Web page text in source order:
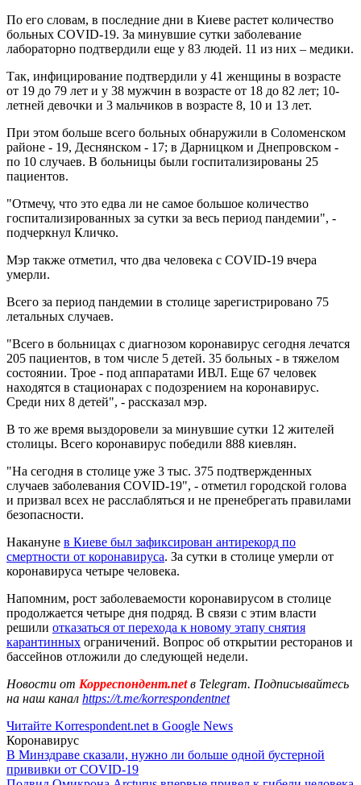
По его словам, в последние дни в Киеве растет количество
больных COVID-19. За минувшие сутки заболевание
лабораторно подтвердили еще у 83 людей. 11 из них – медики.
Так, инфицирование подтвердили у 41 женщины в возрасте
от 19 до 79 лет и у 38 мужчин в возрасте от 18 до 82 лет; 10-
летней девочки и 3 мальчиков в возрасте 8, 10 и 13 лет.
При этом больше всего больных обнаружили в Соломенском
районе - 19, Деснянском - 17; в Дарницком и Днепровском -
по 10 случаев. В больницы были госпитализированы 25
пациентов.
"Отмечу, что это едва ли не самое большое количество
госпитализированных за сутки за весь период пандемии", -
подчеркнул Кличко.
Мэр также отметил, что два человека с COVID-19 вчера
умерли.
Всего за период пандемии в столице зарегистрировано 75
летальных случаев.
"Всего в больницах с диагнозом коронавирус сегодня лечатся
205 пациентов, в том числе 5 детей. 35 больных - в тяжелом
состоянии. Трое - под аппаратами ИВЛ. Еще 67 человек
находятся в стационарах с подозрением на коронавирус.
Среди них 8 детей", - рассказал мэр.
В то же время выздоровели за минувшие сутки 12 жителей
столицы. Всего коронавирус победили 888 киевлян.
"На сегодня в столице уже 3 тыс. 375 подтвержденных
случаев заболевания COVID-19", - отметил городской голова
и призвал всех не расслабляться и не пренебрегать правилами
безопасности.
Накануне в Киеве был зафиксирован антирекорд по
смертности от коронавируса. За сутки в столице умерли от
коронавируса четыре человека.
Напомним, рост заболеваемости коронавирусом в столице
продолжается четыре дня подряд. В связи с этим власти
решили отказаться от перехода к новому этапу снятия
карантинных ограничений. Вопрос об открытии ресторанов и
бассейнов отложили до следующей недели.
Новости от Корреспондент.netв Telegram. Подписывайтесь
на наш канал https://t.me/korrespondentnet
Читайте Korrespondent.net в Google News
Коронавирус
В Минздраве сказали, нужно ли больше одной бустерной
прививки от COVID-19